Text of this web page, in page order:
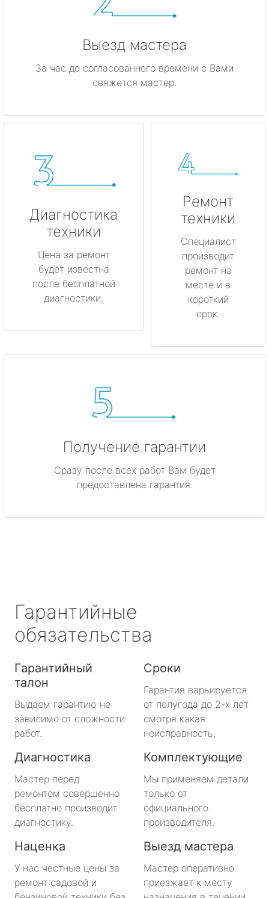
Выезд мастера
За час до согласованного времени с Вами
свяжется мастер.
Диагностика
техники
Цена за ремонт
будет известна
после бесплатной
диагностики.
Ремонт
техники
Специалист
производит
ремонт на
месте и в
короткий
срок.
Получение гарантии
Сразу после всех работ Вам будет
предоставлена гарантия.
Гарантийные
обязательства
Гарантийный
талон
Выдаем гарантию не
зависимо от сложности
работ.
Сроки
Гарантия варьируется
от полугода до 2-х лет
смотря какая
неисправность.
Диагностика
Мастер перед
ремонтом совершенно
бесплатно производит
диагностику.
Комплектующие
Мы применяем детали
только от
официального
производителя.
Наценка
У нас честные цены за
ремонт садовой и
Выезд мастера
Мастер оперативно
приезжает к месту